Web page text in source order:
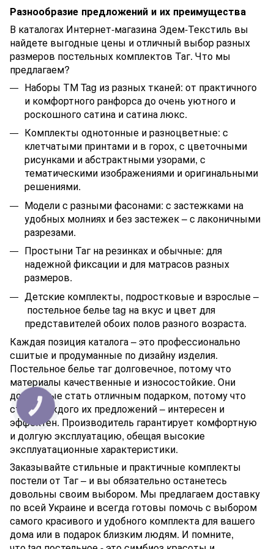
Разнообразие предложений и их преимущества
В каталогах Интернет-магазина Эдем-Текстиль вы
найдете выгодные цены и отличный выбор разных
размеров постельных комплектов Таг. Что мы
предлагаем?
Наборы ТМ Tag из разных тканей: от практичного
и комфортного ранфорса до очень уютного и
роскошного сатина и сатина люкс.
Комплекты однотонные и разноцветные: с
клетчатыми принтами и в горох, с цветочными
рисунками и абстрактными узорами, с
тематическими изображениями и оригинальными
решениями.
Модели с разными фасонами: с застежками на
удобных молниях и без застежек – с лаконичными
разрезами.
Простыни Таг на резинках и обычные: для
надежной фиксации и для матрасов разных
размеров.
Детские комплекты, подростковые и взрослые –
постельное белье tag на вкус и цвет для
представителей обоих полов разного возраста.
Каждая позиция каталога – это профессионально
сшитые и продуманные по дизайну изделия.
Постельное белье тагдолговечное, потому что
материалы качественные и износостойкие. Они
достойные стать отличным подарком, потому что
стиль каждого их предложений – интересен и
эффектен. Производитель гарантирует комфортную
и долгую эксплуатацию, обещая высокие
эксплуатационные характеристики.
Заказывайте стильные и практичные комплекты
постели от Таг – и вы обязательно останетесь
довольны своим выбором. Мы предлагаем доставку
по всей Украине и всегда готовы помочь с выбором
самого красивого и удобного комплекта для вашего
дома или в подарок близким людям. И помните,